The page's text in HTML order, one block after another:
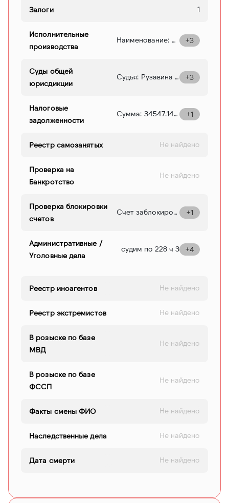
Залоги 1
Исполнительные
производства
Наименование: РОГОЖКИН СЕРГЕЙ АЛЕКСАНДРОВИЧ Cудебный пристав: ЮДИН Е. Ю. Детали: Судебный приказ от 31.05.2017 № 2А-241/4/17 СУДЕБНЫЙ УЧАСТОК № 4 ПО НОВО-САВИНОВСКОМУ СУДЕБНОМУ РАЙОНУ Г. КАЗАНИ 1657021129 Предмет: Взыскание налогов и сборов, включая пени (кроме таможенных) Дата: 06-03-2018 Номер дела: 205554/20/16006-ИП Департамент: Ново-Савиновский РОСП г.Казани 420094, Россия, Респ. Татарстан, , г. Казань, , ул. Голубятникова, д. 24, +3
Суды общей
юрисдикции
Судья: Рузавина Т. А.
Дата результата: 01-03-2000
Имена участников: Кушманцев А.В. ( Осужденный) , Рогожкин С.А. ( Осужденный)
+3
Налоговые
задолженности
Сумма: 34547.14 Начисление от: 06-02-2023 Наименование: Единый налоговый платеж (2022) +1
Реестр самозанятых Не найдено
Проверка на
Банкротство
Не найдено
Проверка блокировки
счетов
Счет заблокирован 20.01.2024 на основании постановления судебного пристава г. Казани +1
Административные /
Уголовные дела
судим по 228 ч 3 +4
Реестр иноагентов Не найдено
Реестр экстремистов Не найдено
В розыске по базе
МВД
Не найдено
В розыске по базе
ФССП
Не найдено
Факты смены ФИО Не найдено
Наследственные дела Не найдено
Дата смерти Не найдено